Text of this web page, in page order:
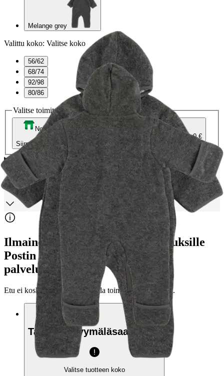
Melange grey
Valittu koko: Valitse koko
56/62
68/74
92/98
80/86
Valitse toimitustapa
Nouto myymälästä
Ilmainen
Siirry valitsemaan myymälä
Toimitus
Kotiin tai noutopisteeseen
Alk. 0 €
Ciraf vauvat kokotaulukko
Ilmainen toimitus yli 100 €:n tilauksille
Postin pakettiautomaattiin tai
palvelupisteeseen!
Etu ei koske Suuri‑lisäpalvelulla toimitettavia tuotteita.
Tarkista myymäläsaatavuus
Valitse tuotteen koko